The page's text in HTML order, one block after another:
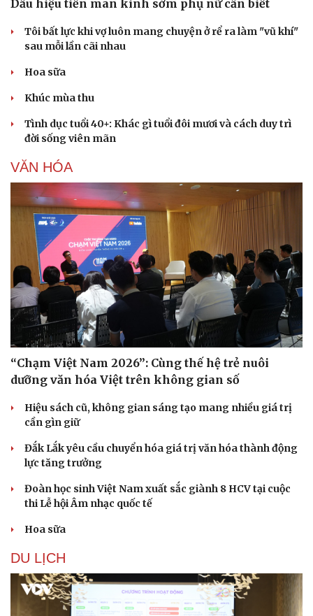
Sức khỏe
Dinh dưỡng - món ngon
Cây thuốc
Sản phụ khoa
Nhi khoa
Nam khoa
Phòng mạch online
Ăn sạch sống khỏe
Đời sống
Nhà đẹp
Blog
Tình yêu - Gia đình
Dấu hiệu tiền mãn kinh sớm phụ nữ cần biết
Tôi bất lực khi vợ luôn mang chuyện ở rể ra làm "vũ khí"
sau mỗi lần cãi nhau
Hoa sữa
Khúc mùa thu
Tình dục tuổi 40+: Khác gì tuổi đôi mươi và cách duy trì
đời sống viên mãn
VĂN HÓA
“Chạm Việt Nam 2026”: Cùng thế hệ trẻ nuôi
dưỡng văn hóa Việt trên không gian số
Hiệu sách cũ, không gian sáng tạo mang nhiều giá trị
cần gìn giữ
Đắk Lắk yêu cầu chuyển hóa giá trị văn hóa thành động
lực tăng trưởng
Đoàn học sinh Việt Nam xuất sắc giành 8 HCV tại cuộc
thi Lễ hội Âm nhạc quốc tế
Hoa sữa
DU LỊCH